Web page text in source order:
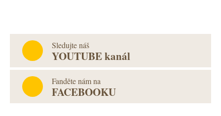
Sledujte náš
YOUTUBE kanál
Fanděte nám na
FACEBOOKU